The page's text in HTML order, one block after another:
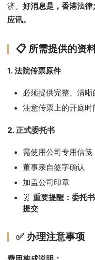
济。 好消息是，香港法
应讯。
📋 所需提供的资
1. 法院传票原件
必须提供完整、清晰
注意传票上的开庭时
2. 正式委托书
需使用公司专用信笺
董事亲自签字确认
加盖公司印章
⏰ 重要提醒：委托
提交
✅ 办理注意事项